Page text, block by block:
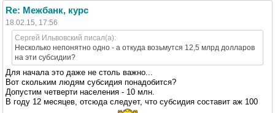
Re: Межбанк, курс
18.02.15, 17:56
Сергей Ильвовский писал(а):
Несколько непонятно одно - а откуда возьмутся 12,5 млрд долларов
на эти субсидии?
Для начала это даже не столь важно...
Вот скольким людям субсидия понадобится?
Допустим четверти населения - 10 млн.
В году 12 месяцев, отсюда следует, что субсидия составит аж 100